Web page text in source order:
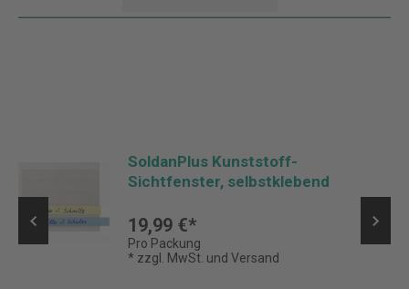
SoldanPlus Kunststoff-
Sichtfenster, selbstklebend
19,99 €*
Pro Packung
* zzgl. MwSt. und Versand